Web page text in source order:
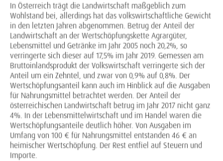
In Österreich trägt die Landwirtschaft maßgeblich zum
Wohlstand bei, allerdings hat das volkswirtschaftliche Gewicht
in den letzten Jahren abgenommen. Betrug der Anteil der
Landwirtschaft an der Wertschöpfungskette Agrargüter,
Lebensmittel und Getränke im Jahr 2005 noch 20,2%, so
verringerte sich dieser auf 17,5% im Jahr 2019. Gemessen am
Bruttoinlandsprodukt der Volkswirtschaft verringerte sich der
Anteil um ein Zehntel, und zwar von 0,9% auf 0,8%. Der
Wertschöpfungsanteil kann auch im Hinblick auf die Ausgaben
für Nahrungsmittel betrachtet werden. Der Anteil der
österreichischen Landwirtschaft betrug im Jahr 2017 nicht ganz
4%. In der Lebensmittelwirtschaft und im Handel waren die
Wertschöpfungsanteile deutlich höher. Von Ausgaben im
Umfang von 100 € für Nahrungsmittel entstanden 46 € an
heimischer Wertschöpfung. Der Rest entfiel auf Steuern und
Importe.